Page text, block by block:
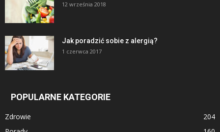
12 września 2018
Jak poradzić sobie z alergią?
1 czerwca 2017
POPULARNE KATEGORIE
Zdrowie
204